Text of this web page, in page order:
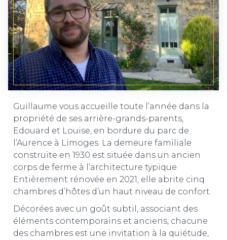
Guillaume vous accueille toute l’année dans la
propriété de ses arrière-grands-parents,
Edouard et Louise, en bordure du parc de
l’Aurence à Limoges. La demeure familiale
construite en 1930 est située dans un ancien
corps de ferme à l’architecture typique.
Entièrement rénovée en 2021, elle abrite cinq
chambres d’hôtes d’un haut niveau de confort.
Décorées avec un goût subtil, associant des
éléments contemporains et anciens, chacune
des chambres est une invitation à la quiétude,